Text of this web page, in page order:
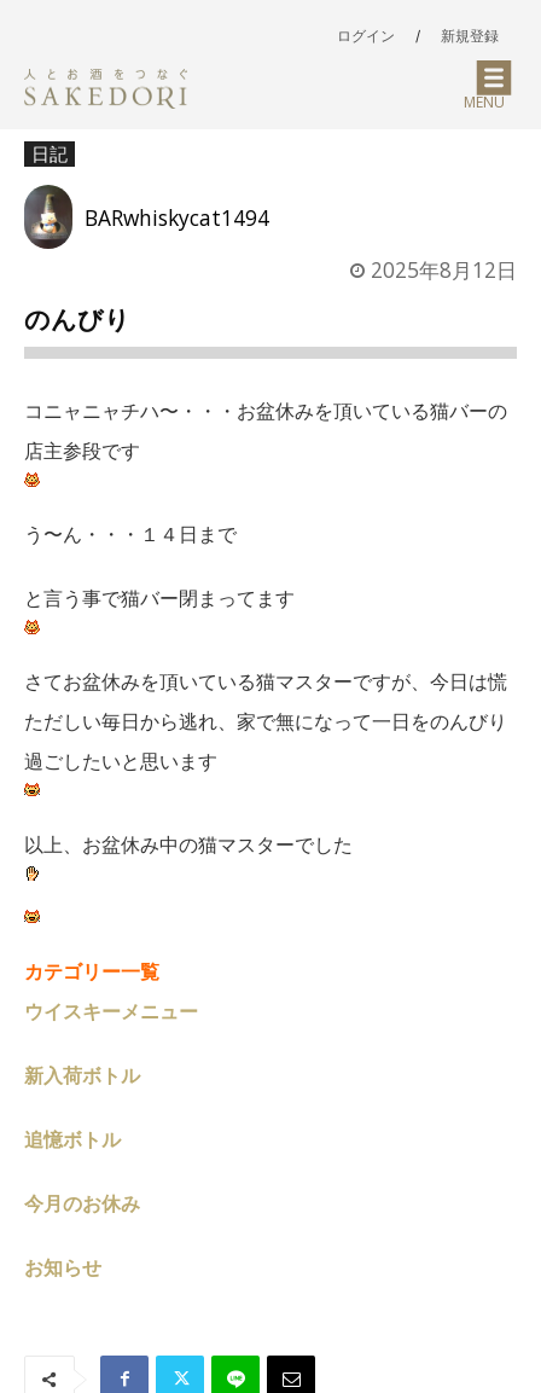
ログイン / 新規登録
MENU
日記
BARwhiskycat1494
2025年8月12日
のんびり
コニャニャチハ〜・・・お盆休みを頂いている猫バーの
店主参段です
う〜ん・・・１４日まで
と言う事で猫バー閉まってます
さてお盆休みを頂いている猫マスターですが、今日は慌
ただしい毎日から逃れ、家で無になって一日をのんびり
過ごしたいと思います
以上、お盆休み中の猫マスターでした
カテゴリー一覧
ウイスキーメニュー
新入荷ボトル
追憶ボトル
今月のお休み
お知らせ